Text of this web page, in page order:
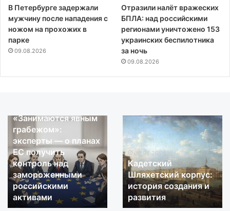
В Петербурге задержали
мужчину после нападения с
ножом на прохожих в
парке
09.08.2026
Отразили налёт вражеских
БПЛА: над российскими
регионами уничтожено 153
украинских беспилотника
за ночь
09.08.2026
«Был
рядом
на
протяжении
всей
карьеры»:
на
69-
м
08.08.2026
«Был рядом на
протяжении всей
карьеры»: на 69-м
году жизни
скончался отец
Месси
рядом
на
протяжении
всей
карьеры»:
на
69-
м
08.08.2026
«Был рядом на
протяжении всей
карьеры»: на 69-м
году жизни
скончался отец
Месси